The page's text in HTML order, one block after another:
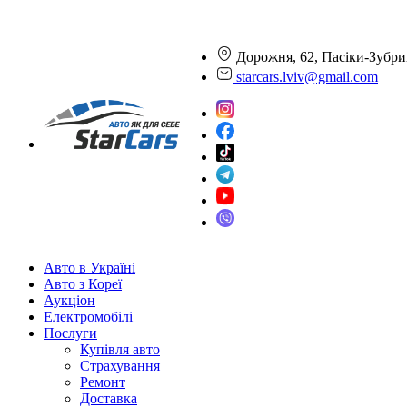
Дорожня, 62, Пасіки-
starcars.lviv@gmail.com
Авто в Україні
Авто з Кореї
Аукціон
Електромобілі
Послуги
Купівля авто
Страхування
Ремонт
Доставка